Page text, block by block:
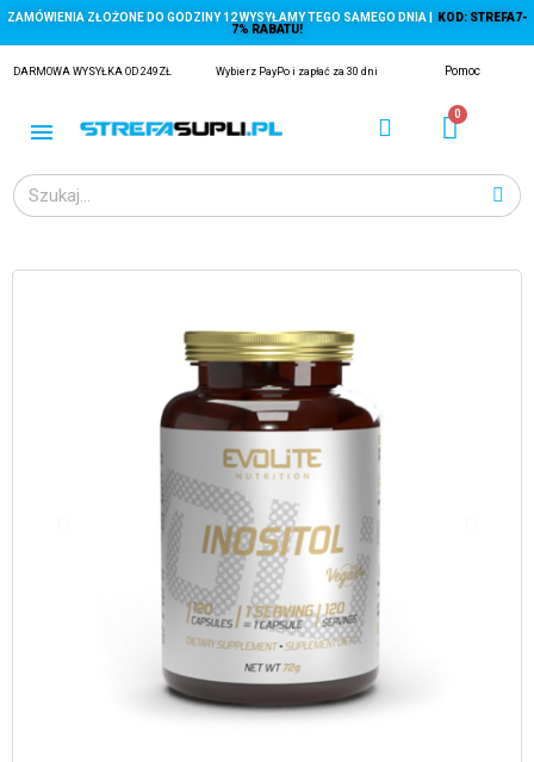
ZAMÓWIENIA ZŁOŻONE DO GODZINY 12 WYSYŁAMY TEGO SAMEGO DNIA |
KOD: STREFA7-
7% RABATU!
DARMOWA WYSYŁKA OD 249ZŁ Wybierz PayPo i zapłać za 30 dni Pomoc